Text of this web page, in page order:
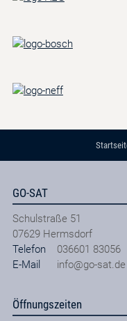
GO-SAT
Schulstraße 51
07629 Hermsdorf
Telefon
036601 83056
E-Mail
info@go-sat.de
Öffnungszeiten